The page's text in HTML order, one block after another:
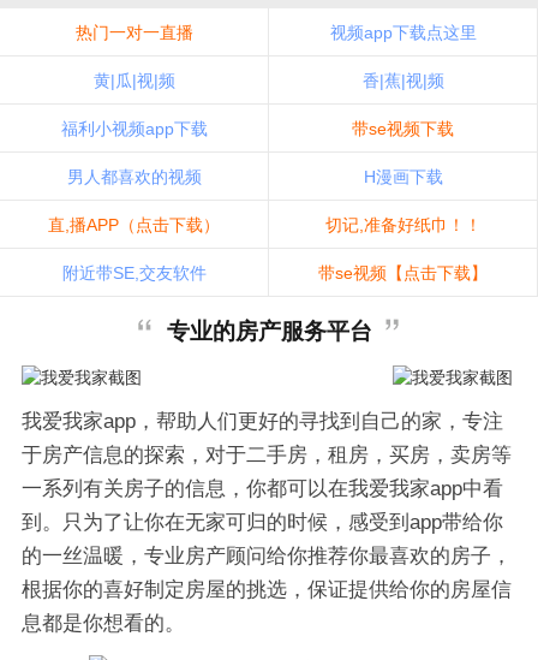
热门一对一直播 视频app下载点这里
黄|瓜|视|频 香|蕉|视|频
福利小视频app下载 带se视频下载
男人都喜欢的视频 H漫画下载
直,播APP（点击下载） 切记,准备好纸巾！！
附近带SE,交友软件 带se视频【点击下载】
专业的房产服务平台
我爱我家app，帮助人们更好的寻找到自己的家，专注
于房产信息的探索，对于二手房，租房，买房，卖房等
一系列有关房子的信息，你都可以在我爱我家app中看
到。只为了让你在无家可归的时候，感受到app带给你
的一丝温暖，专业房产顾问给你推荐你最喜欢的房子，
根据你的喜好制定房屋的挑选，保证提供给你的房屋信
息都是你想看的。